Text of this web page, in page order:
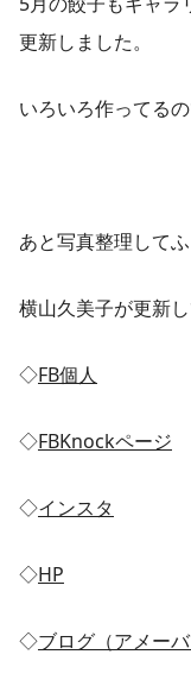
更新しました。
いろいろ作ってる
あと写真整理して
横山久美子が更新し
◇FB個人
◇FBKnockページ
◇インスタ
◇HP
◇ブログ（アメーバ